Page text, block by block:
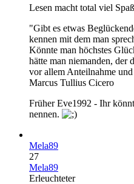
Lesen macht total viel
"Gibt es etwas
kennen mit dem man
Könnte man höchstes
hätte man niemanden, der
vor allem Anteilnahme
Marcus Tullius Cicero
Früher Eve1992 - Ihr
nennen.
Mela89
27
Mela89
Erleuchteter